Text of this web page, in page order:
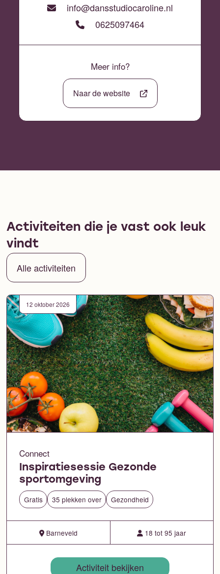
info@dansstudiocaroline.nl
0625097464
Meer info?
Naar de website
Activiteiten die je vast ook leuk
vindt
Alle activiteiten
12 oktober 2026
Connect
Inspiratiesessie Gezonde
sportomgeving
Gratis 35 plekken over Gezondheid
Barneveld 18 tot 95 jaar
Activiteit bekijken